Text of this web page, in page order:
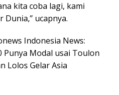
kita coba lagi, kami
Dunia,” ucapnya.
Indonesia News:
Modal usai Toulon
Lolos Gelar Asia